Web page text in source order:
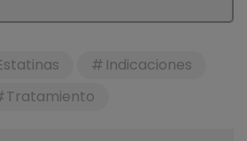
Indicaciones
Tratamiento